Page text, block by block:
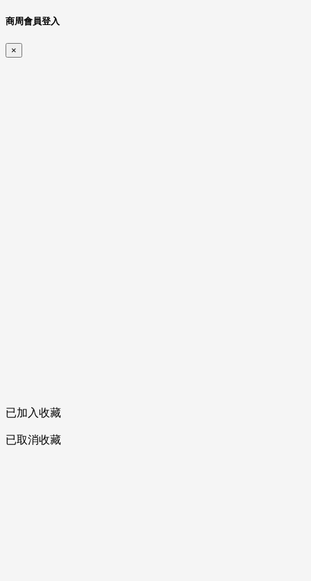
商周會員登入
×
已加入收藏
已取消收藏